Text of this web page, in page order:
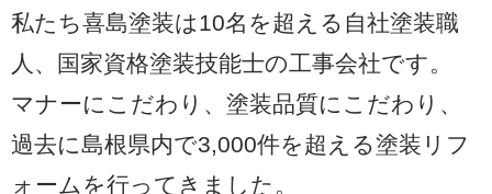
私たち喜島塗装は10名を超える自社塗装職
人、国家資格塗装技能士の工事会社です。
マナーにこだわり、塗装品質にこだわり、
過去に島根県内で3,000件を超える塗装リフ
ォームを行ってきました。